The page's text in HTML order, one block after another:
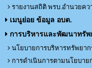
รายงานสถิติ พรบ.อำนวยคว
เมนูย่อย ข้อมูล อบต.
การบริหารและพัฒนาทรัพ
นโยบายการบริหารทรัพยา
การดำเนินการตามนโยบาย